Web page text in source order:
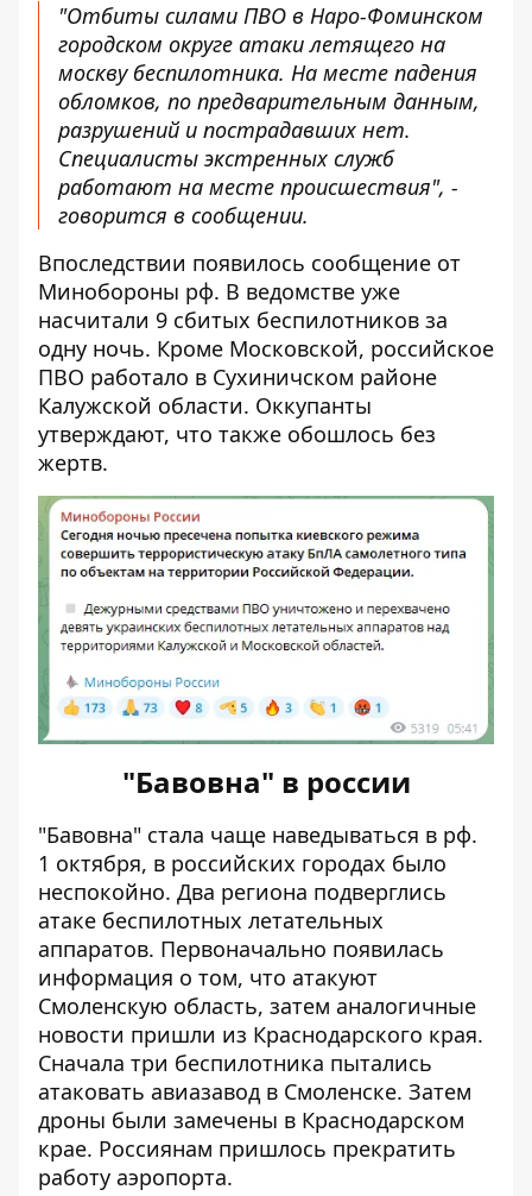
"Отбиты силами ПВО в Наро-Фоминском
городском округе атаки летящего на
москву беспилотника. На месте падения
обломков, по предварительным данным,
разрушений и пострадавших нет.
Специалисты экстренных служб
работают на месте происшествия", -
говорится в сообщении.
Впоследствии появилось сообщение от
Минобороны рф. В ведомстве уже
насчитали 9 сбитых беспилотников за
одну ночь. Кроме Московской, российское
ПВО работало в Сухиничском районе
Калужской области. Оккупанты
утверждают, что также обошлось без
жертв.
"Бавовна" в россии
"Бавовна" стала чаще наведываться в рф.
1 октября, в российских городах было
неспокойно. Два региона подверглись
атаке беспилотных летательных
аппаратов. Первоначально появилась
информация о том, что атакуют
Смоленскую область, затем аналогичные
новости пришли из Краснодарского края.
Сначала три беспилотника пытались
атаковать авиазавод в Смоленске. Затем
дроны были замечены в Краснодарском
крае. Россиянам пришлось прекратить
работу аэропорта.